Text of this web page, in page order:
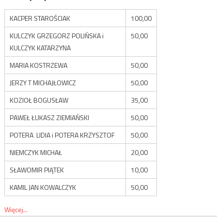
KACPER STAROŚCIAK
100,00
KULCZYK GRZEGORZ POLIŃSKA i
KULCZYK KATARZYNA
50,00
MARIA KOSTRZEWA
50,00
JERZY T MICHAJŁOWICZ
50,00
KOZIOŁ BOGUSŁAW
35,00
PAWEŁ ŁUKASZ ZIEMIAŃSKI
50,00
POTERA LIDIA i POTERA KRZYSZTOF
50,00
NIEMCZYK MICHAŁ
20,00
SŁAWOMIR PIĄTEK
10,00
KAMIL JAN KOWALCZYK
50,00
Więcej...